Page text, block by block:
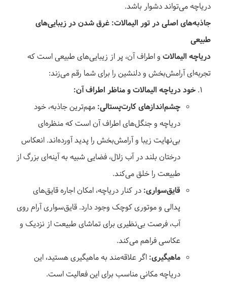
دریاچه می‌تواند دشوار باشد.
جاذبه‌های اصلی در تور الیمالات: غرق شدن در زیبایی‌های
طبیعی
دریاچه الیمالات و اطراف آن، پر از زیبایی‌های طبیعی است که
تجربه‌ای آرامش‌بخش و دلنشین را برای شما رقم می‌زند:
خود دریاچه الیمالات و مناظر اطراف آن:
چشم‌اندازهای کارت‌پستالی: مهم‌ترین جاذبه، خود
دریاچه و جنگل‌های اطراف آن است که منظره‌ای
بی‌نهایت زیبا و آرامش‌بخش را پدید آورده‌اند. انعکاس
درختان بلند در آب زلال، فضایی شبیه به آینه‌ای بزرگ از
طبیعت را خلق می‌کند.
قایق‌سواری: در کنار دریاچه، امکان اجاره قایق‌های
پدالی و موتوری کوچک وجود دارد. قایق‌سواری آرام روی
آب، فرصت بی‌نظیری برای تماشای طبیعت از نزدیک و
عکاسی فراهم می‌کند.
ماهیگیری: اگر علاقه‌مند به ماهیگیری هستید، این
دریاچه مکانی مناسب برای این فعالیت است.